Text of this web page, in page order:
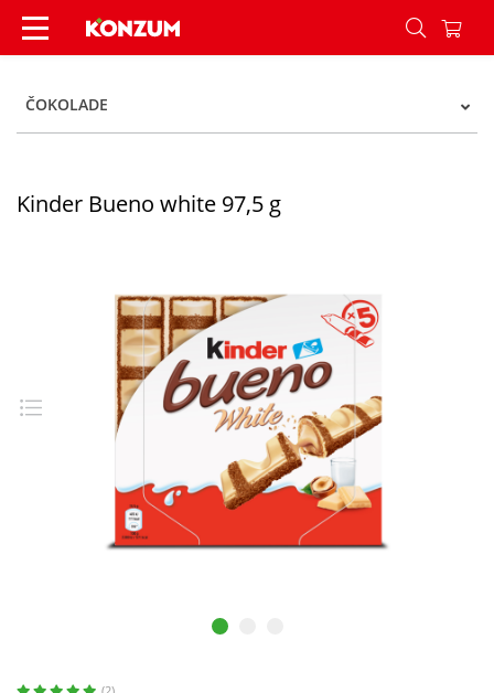
Kinder Bueno white 97,5 g - Konzum
ČOKOLADE
Kinder Bueno white 97,5 g